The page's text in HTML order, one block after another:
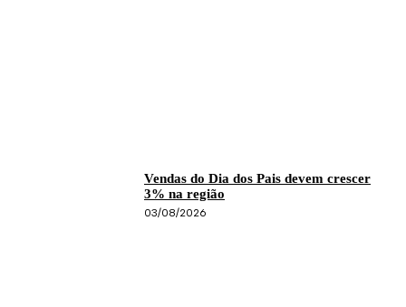
Vendas do Dia dos Pais devem crescer
3% na região
03/08/2026